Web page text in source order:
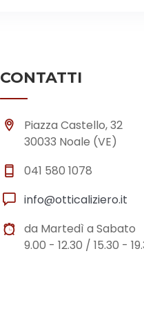
CONTATTI
Piazza Castello, 32
30033 Noale (VE)
041 580 1078
info@otticaliziero.it
da Martedì a Sabato
9.00 - 12.30 / 15.30 -